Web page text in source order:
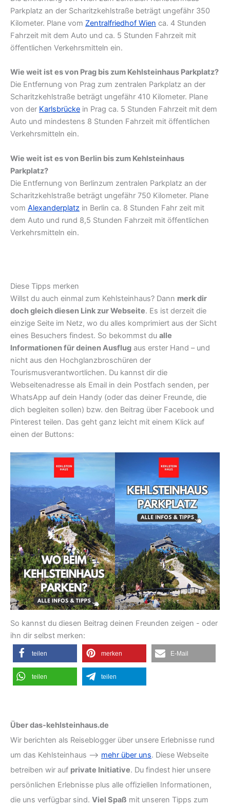
Parkplatz an der Scharitzkehlstraße beträgt ungefähr 350
Kilometer. Plane vom Zentralfriedhof Wien ca. 4 Stunden
Fahrzeit mit dem Auto und ca. 5 Stunden Fahrzeit mit
öffentlichen Verkehrsmitteln ein.
Wie weit ist es von Prag bis zum Kehlsteinhaus Parkplatz?
Die Entfernung von Prag zum zentralen Parkplatz an der
Scharitzkehlstraße beträgt ungefähr 410 Kilometer. Plane
von der Karlsbrücke in Prag ca. 5 Stunden Fahrzeit mit dem
Auto und mindestens 8 Stunden Fahrzeit mit öffentlichen
Verkehrsmitteln ein.
Wie weit ist es von Berlin bis zum Kehlsteinhaus
Parkplatz?
Die Entfernung von Berlinzum zentralen Parkplatz an der
Scharitzkehlstraße beträgt ungefähr 750 Kilometer. Plane
vom Alexanderplatz in Berlin ca. 8 Stunden Fahr zeit mit
dem Auto und rund 8,5 Stunden Fahrzeit mit öffentlichen
Verkehrsmitteln ein.
Diese Tipps merken
Willst du auch einmal zum Kehlsteinhaus? Dann merk dir
doch gleich diesen Link zur Webseite. Es ist derzeit die
einzige Seite im Netz, wo du alles komprimiert aus der Sicht
eines Besuchers findest. So bekommst du alle
Informationen für deinen Ausflug aus erster Hand – und
nicht aus den Hochglanzbroschüren der
Tourismusverantwortlichen. Du kannst dir die
Webseitenadresse als Email in dein Postfach senden, per
WhatsApp auf dein Handy (oder das deiner Freunde, die
dich begleiten sollen) bzw. den Beitrag über Facebook und
Pinterest teilen. Das geht ganz leicht mit einem Klick auf
einen der Buttons:
So kannst du diesen Beitrag deinen Freunden zeigen - oder
ihn dir selbst merken:
teilen merken E-Mail
teilen teilen
Über das-kehlsteinhaus.de
Wir berichten als Reiseblogger über unsere Erlebnisse rund
um das Kehlsteinhaus --> mehr über uns. Diese Webseite
betreiben wir auf private Initiative. Du findest hier unsere
persönlichen Erlebnisse plus alle offiziellen Informationen,
die uns verfügbar sind. Viel Spaß mit unseren Tipps zum